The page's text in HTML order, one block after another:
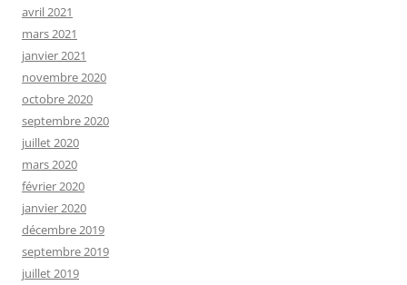
avril 2021
mars 2021
janvier 2021
novembre 2020
octobre 2020
septembre 2020
juillet 2020
mars 2020
février 2020
janvier 2020
décembre 2019
septembre 2019
juillet 2019